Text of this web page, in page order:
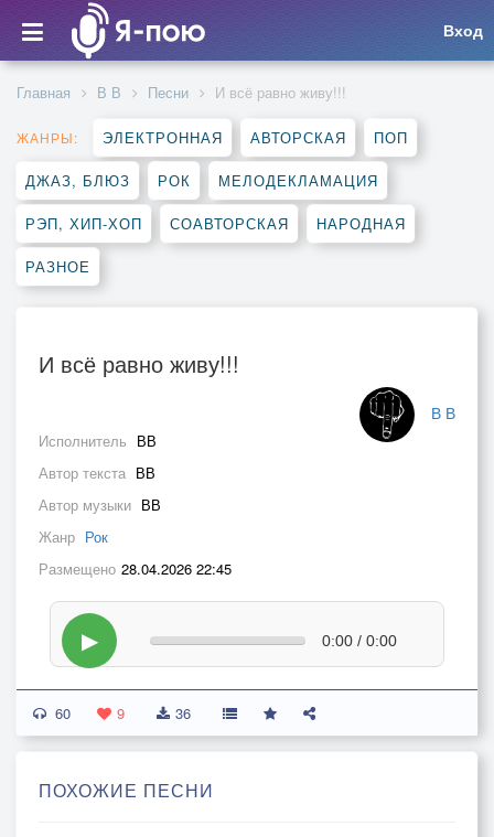
Вход
Главная В В Песни И всё равно живу!!!
ЖАНРЫ: ЭЛЕКТРОННАЯ АВТОРСКАЯ ПОП
ДЖАЗ, БЛЮЗ РОК МЕЛОДЕКЛАМАЦИЯ
РЭП, ХИП-ХОП СОАВТОРСКАЯ НАРОДНАЯ
РАЗНОЕ
И всё равно живу!!!
В В
Исполнитель ВВ
Автор текста ВВ
Автор музыки ВВ
Жанр Рок
Размещено 28.04.2026 22:45
▶ 0:00 / 0:00
60 9 36
ПОХОЖИЕ ПЕСНИ